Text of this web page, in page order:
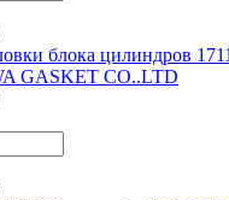
блока цилиндров
GASKET CO..LTD